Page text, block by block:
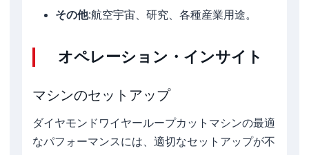
その他:航空宇宙、研究、各種産業用途。
オペレーション・インサイト
マシンのセットアップ
ダイヤモンドワイヤーループカットマシンの最適
なパフォーマンスには、適切なセットアップが不